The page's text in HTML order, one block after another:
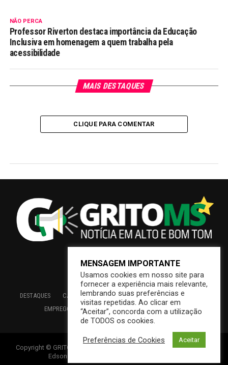
NÃO PERCA
Professor Riverton destaca importância da Educação
Inclusiva em homenagem a quem trabalha pela
acessibilidade
MAIS DESTAQUES
CLIQUE PARA COMENTAR
DESTAQUES CAMPO GRANDE BRASIL SAÚDE
ECONOMIA
EMPREGO
EDUCAÇÃO INTERIOR PREFEITURA
Copyright © GRITOMS | Mantido por INDIOWEB – Soluções Online –
Edson {Índio} de Souza – Consultoria em T. I.
MENSAGEM IMPORTANTE
Usamos cookies em nosso site para
fornecer a experiência mais relevante,
lembrando suas preferências e
visitas repetidas. Ao clicar em
“Aceitar”, concorda com a utilização
de TODOS os cookies.
Preferências de Cookies Aceitar